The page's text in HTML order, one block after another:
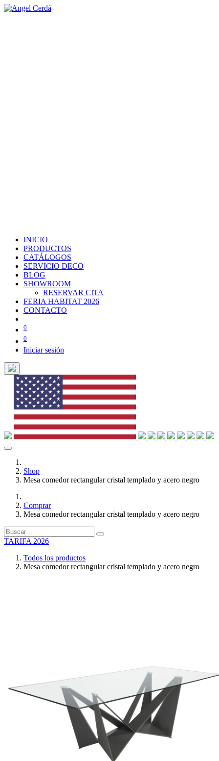
INICIO
PRODUCTOS
CATÁLOGOS
SERVICIO DECO
BLOG
SHOWROOM
RESERVAR CITA
FERIA HABITAT 2026
CONTACTO
0
0
Iniciar sesión
Shop
Mesa comedor rectangular cristal templado y acero negro
Comprar
Mesa comedor rectangular cristal templado y acero negro
TARIFA 2026
Todos los productos
Mesa comedor rectangular cristal templado y acero negro